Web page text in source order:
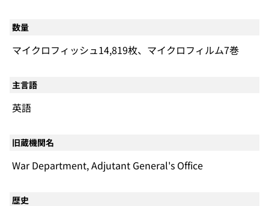
数量
マイクロフィッシュ14,819枚、マイクロフィルム7巻
主言語
英語
旧蔵機関名
War Department, Adjutant General's Office
歴史